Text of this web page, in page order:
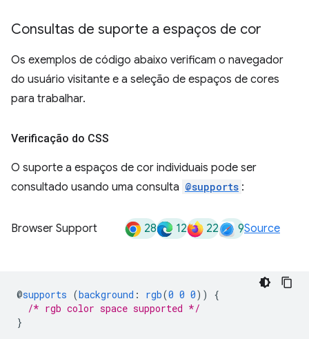
Consultas de suporte a espaços de cor
Os exemplos de código abaixo verificam o navegador
do usuário visitante e a seleção de espaços de cores
para trabalhar.
Verificação do CSS
O suporte a espaços de cor individuais pode ser
consultado usando uma consulta @supports :
Browser Support 28 12 22 9Source
@supports (background : rgb(0 0 0))
{
/* rgb color space supported */
}